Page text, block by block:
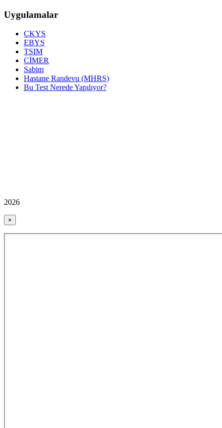
Uygulamalar
ÇKYS
EBYS
TSIM
CİMER
Sabim
Hastane Randevu (MHRS)
Bu Test Nerede Yapılıyor?
2026
×